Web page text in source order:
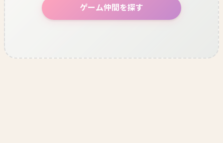
ゲーム仲間を探す